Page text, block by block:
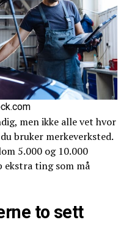
men ikke alle vet hvor
bruker merkeverksted.
5.000 og 10.000
ekstra ting som må
to sett